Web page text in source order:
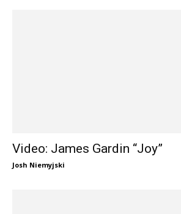
Video: James Gardin “Joy”
Josh Niemyjski